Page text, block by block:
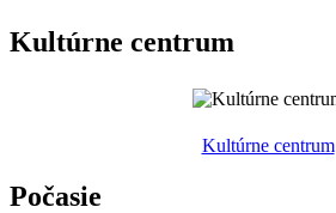
Kultúrne centrum
Kultúrne centrum
Počasie